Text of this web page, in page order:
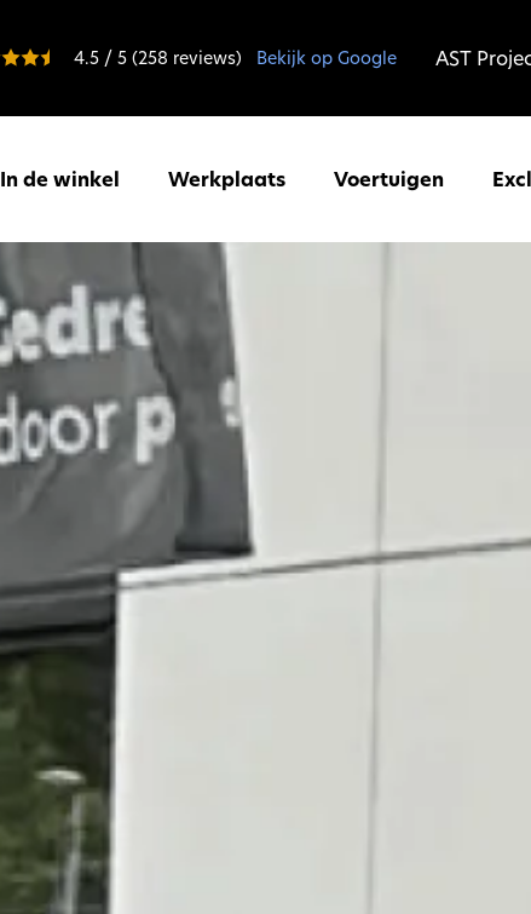
4.5 / 5 (258 reviews) Bekijk op Google AST
In de winkel Werkplaats Voertuigen